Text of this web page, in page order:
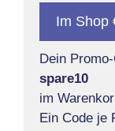
Im Shop
Dein
spare10
im
Ein Code je